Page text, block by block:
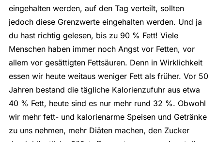
eingehalten werden, auf den Tag verteilt, sollten
jedoch diese Grenzwerte eingehalten werden. Und ja
du hast richtig gelesen, bis zu 90 % Fett! Viele
Menschen haben immer noch Angst vor Fetten, vor
allem vor gesättigten Fettsäuren. Denn in Wirklichkeit
essen wir heute weitaus weniger Fett als früher. Vor 50
Jahren bestand die tägliche Kalorienzufuhr aus etwa
40 % Fett, heute sind es nur mehr rund 32 %. Obwohl
wir mehr fett- und kalorienarme Speisen und Getränke
zu uns nehmen, mehr Diäten machen, den Zucker